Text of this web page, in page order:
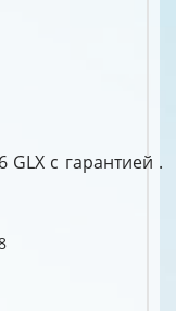
GLX c гарантией .